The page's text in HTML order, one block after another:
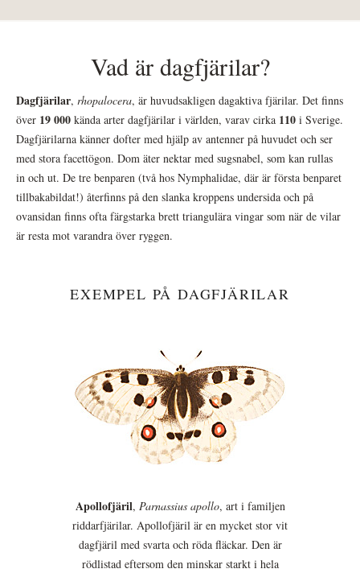
Vad är dagfjärilar?
Dagfjärilar, rhopalocera, är huvudsakligen dagaktiva fjärilar. Det finns
över 19 000 kända arter dagfjärilar i världen, varav cirka 110 i Sverige.
Dagfjärilarna känner dofter med hjälp av antenner på huvudet och ser
med stora facettögon. Dom äter nektar med sugsnabel, som kan rullas
in och ut. De tre benparen (två hos Nymphalidae, där är första benparet
tillbakabildat!) återfinns på den slanka kroppens undersida och på
ovansidan finns ofta färgstarka brett triangulära vingar som när de vilar
är resta mot varandra över ryggen.
EXEMPEL PÅ DAGFJÄRILAR
Apollofjäril, Parnassius apollo, art i familjen
riddarfjärilar. Apollofjäril är en mycket stor vit
dagfjäril med svarta och röda fläckar. Den är
rödlistad eftersom den minskar starkt i hela